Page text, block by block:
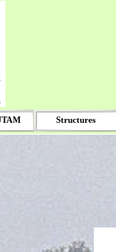
▼
Structures